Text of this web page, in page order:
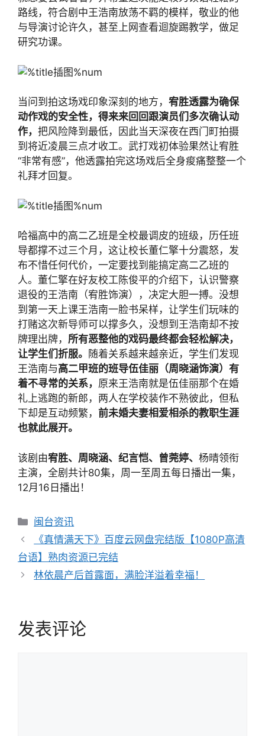
路线，符合剧中王浩南放荡不羁的模样，敬业的他
与导演讨论许久，甚至上网查看迴旋踢教学，做足
研究功课。
当问到拍这场戏印象深刻的地方， 宥胜透露为确保
动作戏的安全性，得来来回回跟演员们多次确认动
作， 把风险降到最低，因此当天深夜在西门町拍摄
到将近凌晨三点才收工。武打戏初体验果然让宥胜
“非常有感”，他透露拍完这场戏后全身痠痛整整一个
礼拜才回复。
哈福高中的高二乙班是全校最调皮的班级，历任班
导都撑不过三个月，这让校长董仁擎十分震怒，发
布不惜任何代价，一定要找到能搞定高二乙班的
人。董仁擎在好友校工陈俊平的介绍下，认识警察
退役的王浩南（宥胜饰演），决定大胆一搏。没想
到第一天上课王浩南一脸书呆样，让学生们玩味的
打赌这次新导师可以撑多久，没想到王浩南却不按
牌理出牌， 所有恶整他的戏码最终都会轻松解决，
让学生们折服。
随着关系越来越亲近，学生们发现
王浩南与高二甲班的班导伍佳丽（周晓涵饰演）有
着不寻常的关系， 原来王浩南就是伍佳丽那个在婚
礼上逃跑的新郎，两人在学校装作不熟彼此，但私
下却是互动频繁， 前未婚夫妻相爱相杀的教职生涯
也就此展开。
该剧由宥胜、周晓涵、纪言恺、曾莞婷、 杨晴领衔
主演，全剧共计80集，周一至周五每日播出一集，
12月16日播出！
分
类
闽台资讯
文
章
《真情满天下》百度云网盘完结版【1080P高清
台语】熟肉资源已完结
林依晨产后首露面，满脸洋溢着幸福！
发表评论